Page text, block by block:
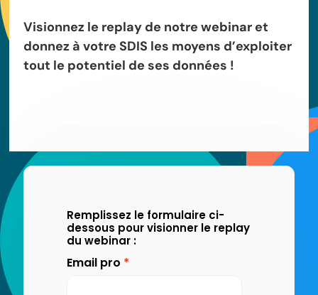
Visionnez le replay de notre webinar et
donnez à votre SDIS les moyens d’exploiter
tout le potentiel de ses données !
Remplissez le formulaire ci-
dessous pour visionner le replay
du webinar :
Email pro